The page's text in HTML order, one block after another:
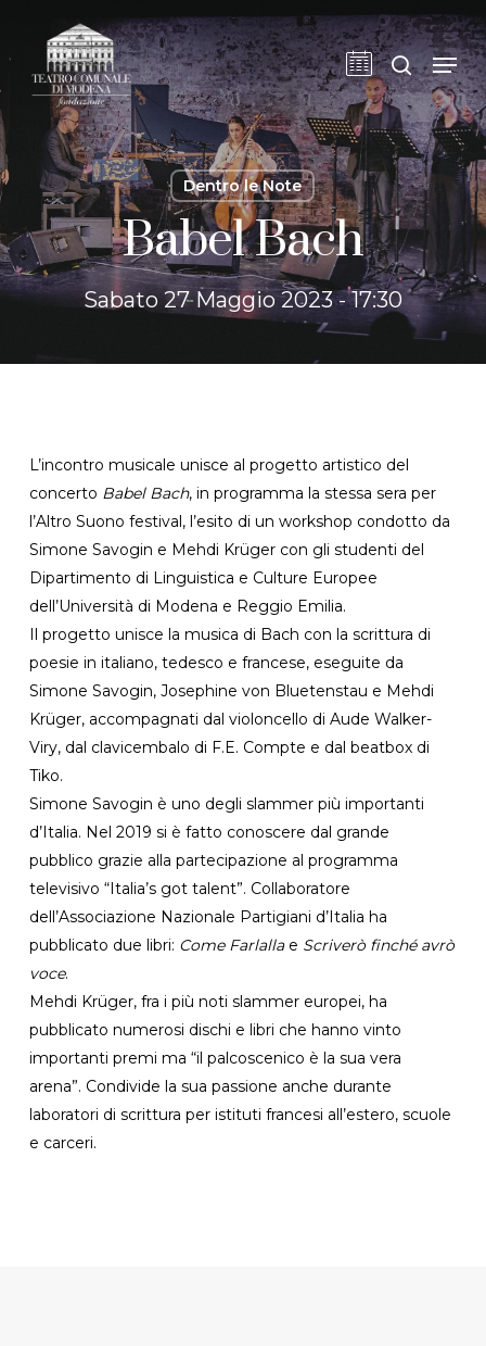
main
content
cerca
Dentro le Note
Babel Bach
Sabato 27 Maggio 2023 - 17:30
L’incontro musicale unisce al progetto artistico del
concerto Babel Bach, in programma la stessa sera per
l’Altro Suono festival, l’esito di un workshop condotto da
Simone Savogin e Mehdi Krüger con gli studenti del
Dipartimento di Linguistica e Culture Europee
dell’Università di Modena e Reggio Emilia.
Il progetto unisce la musica di Bach con la scrittura di
poesie in italiano, tedesco e francese, eseguite da
Simone Savogin, Josephine von Bluetenstau e Mehdi
Krüger, accompagnati dal violoncello di Aude Walker-
Viry, dal clavicembalo di F.E. Compte e dal beatbox di
Tiko.
Simone Savogin è uno degli slammer più importanti
d’Italia. Nel 2019 si è fatto conoscere dal grande
pubblico grazie alla partecipazione al programma
televisivo “Italia’s got talent”. Collaboratore
dell’Associazione Nazionale Partigiani d’Italia ha
pubblicato due libri: Come Farlallae Scriverò finché avrò
voce.
Mehdi Krüger, fra i più noti slammer europei, ha
pubblicato numerosi dischi e libri che hanno vinto
importanti premi ma “il palcoscenico è la sua vera
arena”. Condivide la sua passione anche durante
laboratori di scrittura per istituti francesi all’estero, scuole
e carceri.